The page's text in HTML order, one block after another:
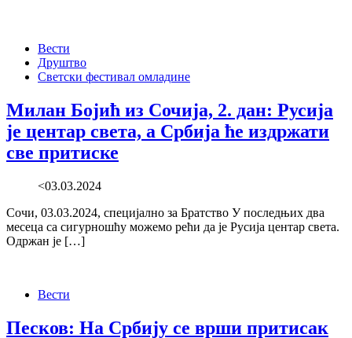
Вести
Друштво
Светски фестивал омладине
Милан Бојић из Сочија, 2. дан: Русија
је центар света, а Србија ће издржати
све притиске
<03.03.2024
Сочи, 03.03.2024, специјално за Братство У последњих два
месеца са сигурношћу можемо рећи да је Русија центар света.
Одржан је […]
Вести
Песков: На Србију се врши притисак